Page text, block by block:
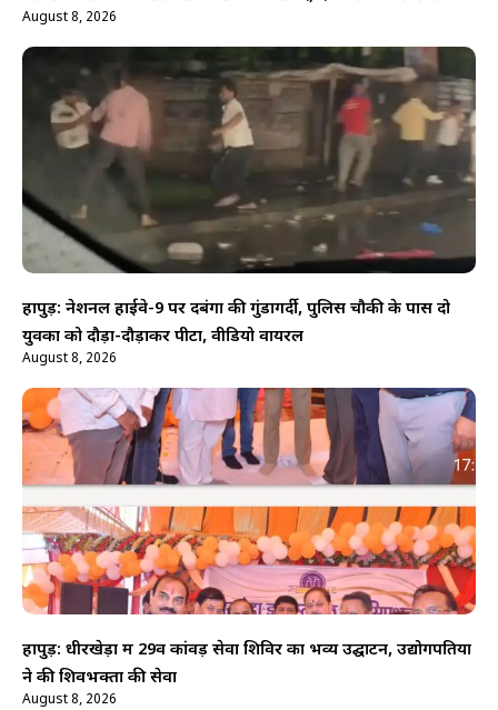
August 8, 2026
हापुड़: नेशनल हाईवे-9 पर दबंगों की गुंडागर्दी, पुलिस चौकी के पास दो
युवकों को दौड़ा-दौड़ाकर पीटा, वीडियो वायरल
August 8, 2026
हापुड़: धीरखेड़ा में 29वें कांवड़ सेवा शिविर का भव्य उद्घाटन, उद्योगपतियों
ने की शिवभक्तों की सेवा
August 8, 2026